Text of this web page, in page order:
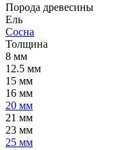
Порода древесины
Ель
Сосна
Толщина
8 мм
12.5 мм
15 мм
16 мм
20 мм
21 мм
23 мм
25 мм